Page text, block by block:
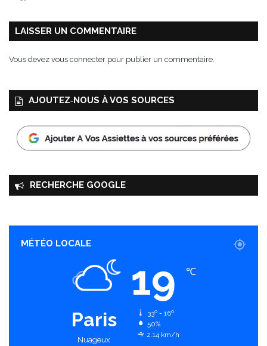
o
u
LAISSER UN COMMENTAIRE
Vous devez vous connecter pour publier un commentaire.
AJOUTEZ‑NOUS À VOS SOURCES
RECHERCHE GOOGLE
MÉTÉO LOCALE
Paris
Nuageux
19 ℃
33º - 16º
50%
2.14 km/h